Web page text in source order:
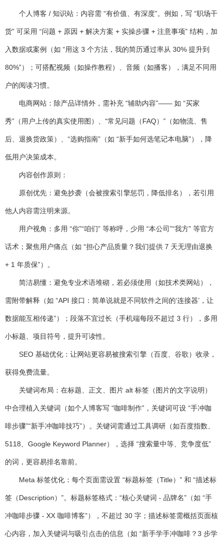
个人博客 / 知识站：内容需 “有价值、有深度”。例如，写 “职场干
货” 可采用 “问题 + 原因 + 解决方案 + 实操步骤 + 注意事项” 结构，加
入数据或案例（如 “用这 3 个方法，我的简历通过率从 30% 提升到
80%”）；可搭配视频（如操作教程）、音频（如播客），满足不同用
户的阅读习惯。
电商网站：除产品详情外，需补充 “辅助内容”—— 如 “买家
秀”（用户上传的真实使用图）、“常见问题（FAQ）”（如物流、售
后、退换货政策）、“选购指南”（如 “新手如何选笔记本电脑”），降
低用户决策成本。
内容创作原则 ：
原创优先：避免抄袭（会被搜索引擎惩罚，降低排名），若引用
他人内容需注明来源。
用户视角：多用 “你”“咱们” 等称呼，少用 “本公司”“我方” 等官方
话术；聚焦用户痛点（如 “担心产品质量？我们提供 7 天无理由退换
+ 1 年质保”）。
简洁易懂：避免专业术语堆砌，若必须使用（如技术类网站），
需附带解释（如 “API 接口：简单说就是不同软件之间的‘连接器’，让
数据能互相传递”）；段落不宜过长（手机端每段不超过 3 行），多用
小标题、项目符号，提升可读性。
SEO 基础优化 ：让网站更容易被搜索引擎（百度、谷歌）收录，
获得免费流量。
关键词布局：在标题、正文、图片 alt 标签（图片的文字说明）
中合理植入关键词（如个人博客写 “咖啡制作”，关键词可设 “手冲咖
啡步骤”“新手冲咖啡技巧”）。关键词需通过工具调研（如百度指数、
5118、Google Keyword Planner），选择 “搜索量中等、竞争度低”
的词，更容易排名靠前。
Meta 标签优化：每个页面需设置 “标题标签（Title）” 和 “描述标
签（Description）”。标题标签格式：“核心关键词 - 品牌名”（如 “手
冲咖啡步骤 - XX 咖啡博客”），不超过 30 字；描述标签需概括页面核
心内容，加入关键词与吸引点击的信息（如 “新手学手冲咖啡？3 步学